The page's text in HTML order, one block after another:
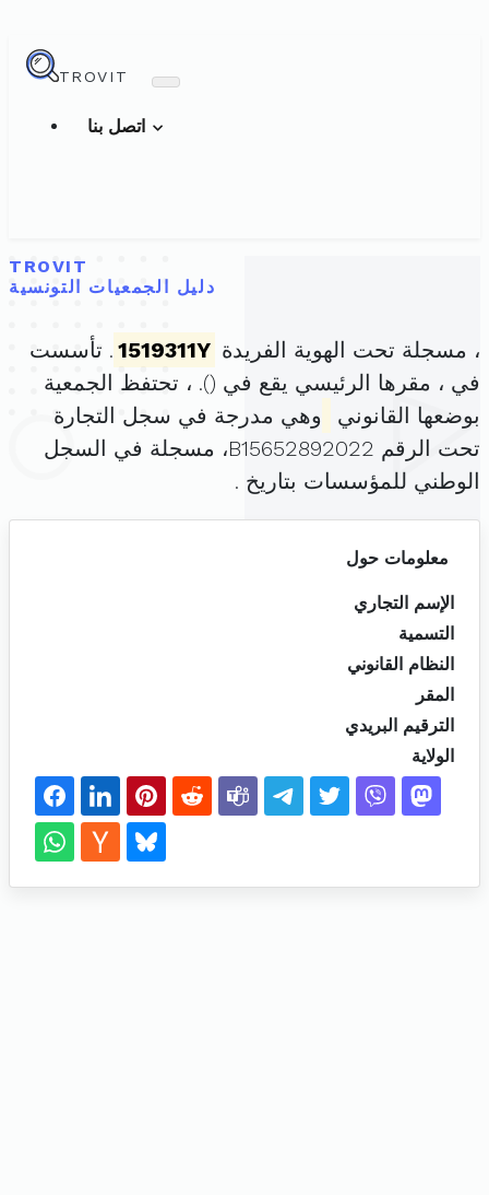
TROVIT
TROVIT
دليل الجمعيات التونسية
، مسجلة تحت الهوية الفريدة 1519311Y . تأسست
في ، مقرها الرئيسي يقع في (). ، تحتفظ الجمعية
بوضعها القانوني
وهي مدرجة في سجل التجارة
تحت الرقم B15652892022، مسجلة في السجل
الوطني للمؤسسات بتاريخ .
معلومات حول
الإسم التجاري
التسمية
النظام القانوني
المقر
الترقيم البريدي
الولاية